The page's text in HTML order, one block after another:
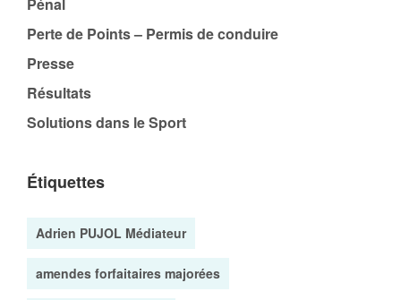
Perte de Points – Permis de conduire
Presse
Résultats
Solutions dans le Sport
Étiquettes
Adrien PUJOL Médiateur
amendes forfaitaires majorées